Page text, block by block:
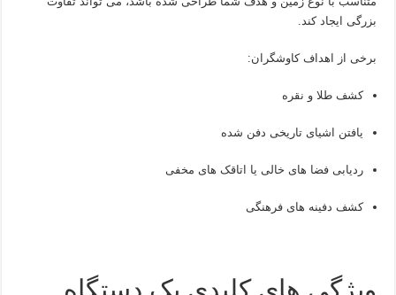
بزرگی ایجاد کند.
برخی از اهداف کاوشگران:
کشف طلا و نقره
یافتن اشیای تاریخی دفن‌ شده
ردیابی فضا های خالی یا اتاقک‌ های مخفی
کشف دفینه‌ های فرهنگی
ویژگی‌ های کلیدی یک دستگاه